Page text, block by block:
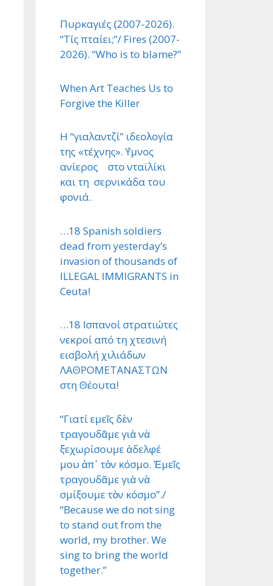
Πυρκαγιές (2007-2026).
“Τίς πταίει;”/ Fires (2007-
2026). “Who is to blame?”
When Art Teaches Us to
Forgive the Killer
Η “γιαλαντζί” ιδεολογία
της «τέχνης». ΄Υμνος
ανίερος στο νταϊλίκι
και τη σερνικάδα του
φονιά.
…18 Spanish soldiers
dead from yesterday’s
invasion of thousands of
ILLEGAL IMMIGRANTS in
Ceuta!
…18 Ισπανοί στρατιώτες
νεκροί από τη χτεσινή
εισβολή χιλιάδων
ΛΑΘΡΟΜΕΤΑΝΑΣΤΩΝ
στη Θέουτα!
“Γιατί εμεῖς δὲν
τραγουδᾶμε γιὰ νὰ
ξεχωρίσουμε ἀδελφέ
μου ἀπ᾿ τὸν κόσμο. Ἐμεῖς
τραγουδᾶμε γιὰ νὰ
σμίξουμε τὸν κόσμο”./
“Because we do not sing
to stand out from the
world, my brother. We
sing to bring the world
together.”